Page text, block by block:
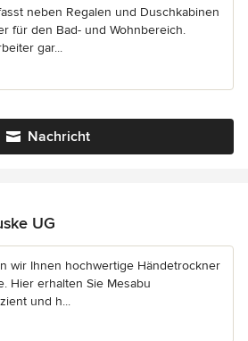
neben Regalen und Duschkabinen
für den Bad- und Wohnbereich.
gar...
Nachricht
UG
wir Ihnen hochwertige Händetrockner
Hier erhalten Sie Mesabu
und h...